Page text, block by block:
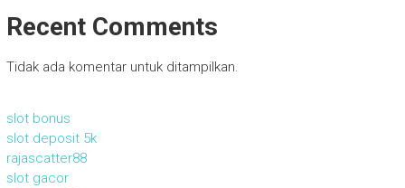
Recent Comments
Tidak ada komentar untuk ditampilkan.
slot bonus
slot deposit 5k
rajascatter88
slot gacor